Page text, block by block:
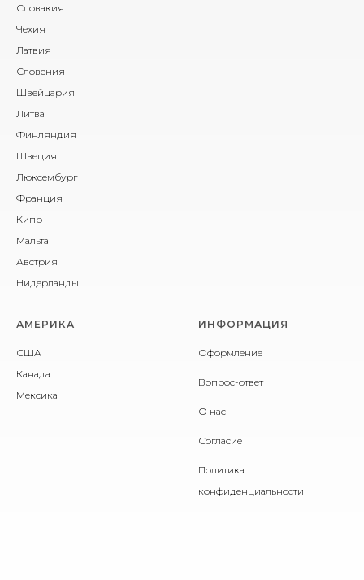
Словакия
Чехия
Латвия
Словения
Швейцария
Литва
Финляндия
Швеция
Люксембург
Франция
Кипр
Мальта
Австрия
Нидерланды
АМЕРИКА
США
Канада
Мексика
ИНФОРМАЦИЯ
Оформление
Вопрос-ответ
О нас
Согласие
Политика
конфиденциальности